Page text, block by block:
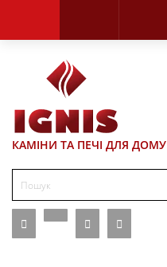
КАМІНИ ТА ПЕЧІ ДЛЯ ДОМУ